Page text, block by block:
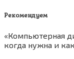
Рекомендуем
«Компьютерная
когда нужна и